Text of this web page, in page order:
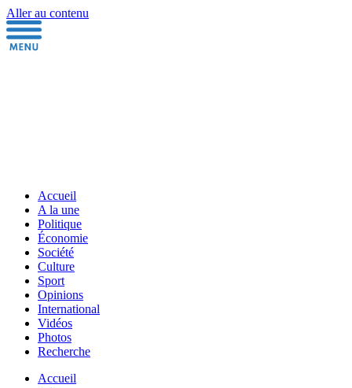
Aller au contenu
Accueil
A la une
Politique
Économie
Société
Culture
Sport
Opinions
International
Vidéos
Photos
Recherche
Accueil